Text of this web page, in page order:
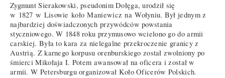
Zygmunt Sierakowski, pseudonim Dołęga, urodził się
w 1827 w Lisowie koło Maniewicz na Wołyniu. Był jednym z
najbardziej doświadczonych przywódców powstania
styczniowego. W 1848 roku przymusowo wcielono go do armii
carskiej. Była to kara za nielegalne przekroczenie granicy z
Austrią. Z karnego korpusu orenburskiego został zwolniony po
śmierci Mikołaja I. Potem awansował na oficera i został w
armii. W Petersburgu organizował Koło Oficerów Polskich.